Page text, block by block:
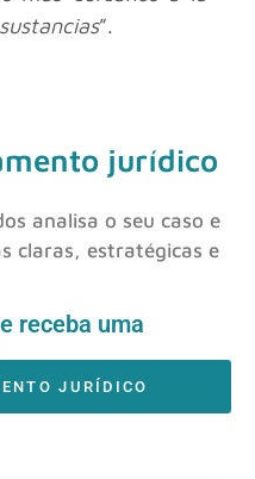
”.
jurídico
analisa o seu caso e
claras, estratégicas e
receba uma
JURÍDICO